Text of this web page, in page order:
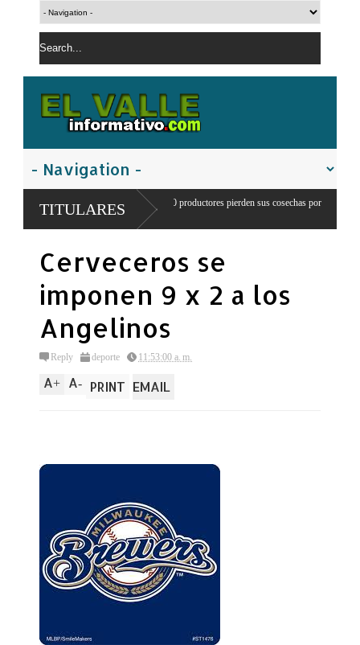
TITULARES
en Juancho: 300 productores pierden sus cosechas por
Comandante
Cerveceros se
imponen 9 x 2 a los
Angelinos
Reply deporte 11:53:00 a. m.
A+ A- PRINT EMAIL